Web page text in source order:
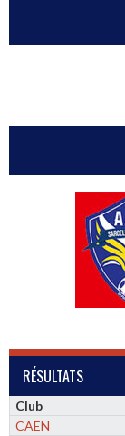
RÉSULTATS
Club
CAEN